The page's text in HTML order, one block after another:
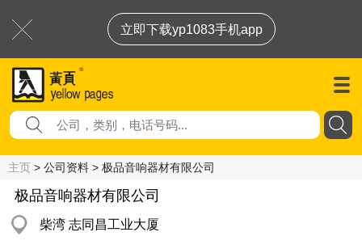
立即下载yp1083手机app
主页 > 公司资料 > 极品音响器材有限公司
极品音响器材有限公司
柴湾 志同昌工业大厦